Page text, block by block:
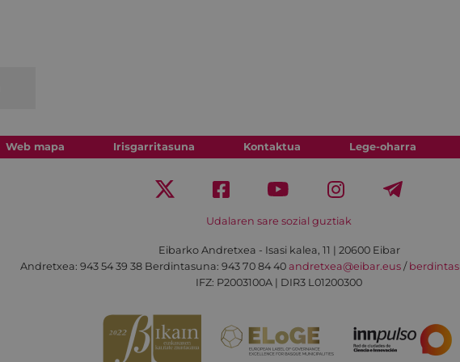
Web mapa Irisgarritasuna Kontaktua Lege-oharra
Udalaren sare sozial guztiak
Eibarko Andretxea - Isasi kalea, 11 | 20600 Eibar
Andretxea: 943 54 39 38 Berdintasuna: 943 70 84 40 andretxea@eibar.eus/
IFZ: P2003100A | DIR3 L01200300